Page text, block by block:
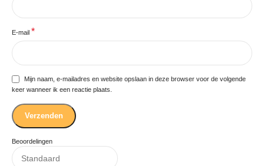
Beoordelingen
E-mail *
Mijn naam, e-mailadres en website opslaan in deze browser voor de volgende
keer wanneer ik een reactie plaats.